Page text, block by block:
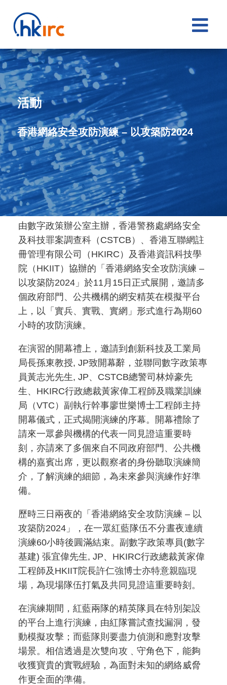

活動
香港網絡安全攻防演練 – 以攻築防2024
由數字政策辦公室主辦，香港警務處網絡安全
及科技罪案調查科（CSTCB）、香港互聯網註
冊管理有限公司（HKIRC）及香港資訊科技學
院（HKIIT）協辦的「香港網絡安全攻防演練 –
以攻築防2024」於11月15日正式展開，邀請多
個政府部門、公共機構的網安精英在模擬平台
上，以「實兵、實戰、實網」形式進行為期60
小時的攻防演練。
在演習的開幕禮上，邀請到創新科技及工業局
局長孫東教授, JP致開幕辭，並聯同數字政策專
員黃志光先生, JP、CSTCB總警司林焯豪先
生、HKIRC行政總裁黃家偉工程師及職業訓練
局（VTC）副執行幹事廖世樂博士工程師主持
開幕儀式，正式揭開演練的序幕。開幕禮除了
請來一眾參與機構的代表一同見證這重要時
刻，亦請來了多個來自不同政府部門、公共機
構的嘉賓出席，更以觀察者的身份聽取演練簡
介，了解演練的細節，為未來參與演練作好準
備。
歷時三日兩夜的「香港網絡安全攻防演練 – 以
攻築防2024」，在一眾紅藍隊伍不分晝夜連續
演練60小時後圓滿結束。副數字政策專員(數字
基建) 張宜偉先生, JP、HKIRC行政總裁黃家偉
工程師及HKIIT院長許仁強博士亦特意親臨現
場，為現場隊伍打氣及共同見證這重要時刻。
在演練期間，紅藍兩隊的精英隊員在特別架設
的平台上進行演練，由紅隊嘗試查找漏洞，發
動模擬攻擊；而藍隊則要盡力偵測和應對攻擊
場景。相信透過是次雙向攻﹑守角色下，能夠
收獲寶貴的實戰經驗，為面對未知的網絡威脅
作更全面的準備。